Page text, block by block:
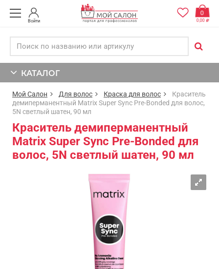
Войти
0
0,00
КАТАЛОГ
Мой Салон Для волос Краска для волос
Краситель
демиперманентный Matrix Super Sync Pre-Bonded для волос,
5N светлый шатен, 90 мл
Краситель демиперманентный
Matrix Super Sync Pre-Bonded для
волос, 5N светлый шатен, 90 мл